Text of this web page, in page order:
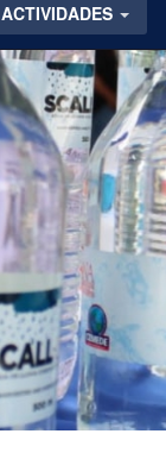
ACTIVIDADES